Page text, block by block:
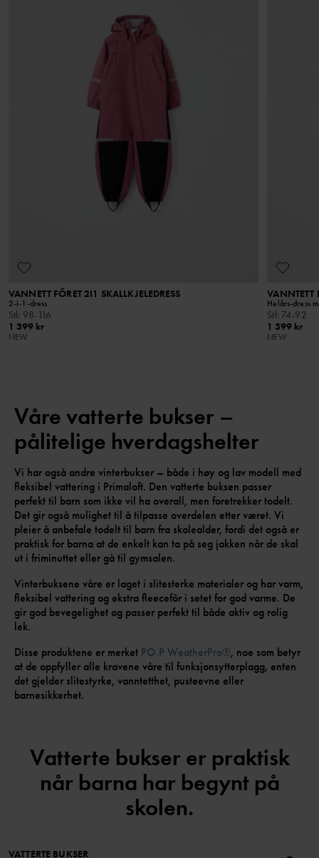
VANNETT FÔRET 2I1 SKALLKJELEDRESS
2-i-1-dress
Stl: 98-116
1 399 kr
NEW
VANNTETT
Helårs-dress
Stl: 74-92
1 399 kr
NEW
Våre vatterte bukser –
pålitelige hverdagshelter
Vi har også andre vinterbukser – både i høy og lav modell med
fleksibel vattering i Primaloft. Den vatterte buksen passer
perfekt til barn som ikke vil ha overall, men foretrekker todelt.
Det gir også mulighet til å tilpasse overdelen etter været. Vi
pleier å anbefale todelt til barn fra skolealder, fordi det også er
praktisk for barna at de enkelt kan ta på seg jakken når de skal
ut i friminuttet eller gå til gymsalen.
Vinterbuksene våre er laget i slitesterke materialer og har varm,
fleksibel vattering og ekstra fleecefôr i setet for god varme. De
gir god bevegelighet og passer perfekt til både aktiv og rolig
lek.
Disse produktene er merket PO.P WeatherPro®, noe som betyr
at de oppfyller alle kravene våre til funksjonsytterplagg, enten
det gjelder slitestyrke, vanntetthet, pusteevne eller
barnesikkerhet.
Vatterte bukser er praktisk
når barna har begynt på
skolen.
VATTERTE BUKSER